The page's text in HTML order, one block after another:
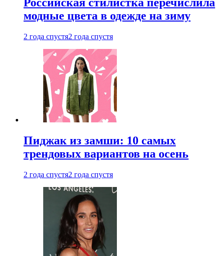
модные цвета в одежде на зиму
2 года спустя2 года спустя
Пиджак из замши: 10 самых
трендовых вариантов на осень
2 года спустя2 года спустя